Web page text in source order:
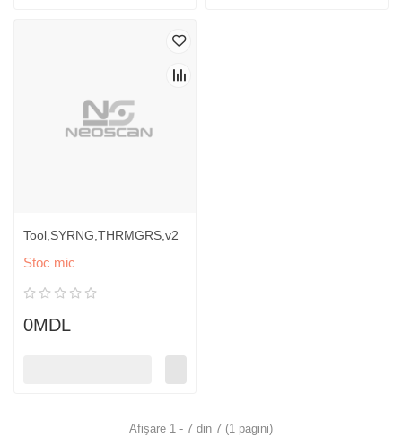
Tool,SYRNG,THRMGRS,v2
Stoc mic
0MDL
Afişare 1 - 7 din 7 (1 pagini)